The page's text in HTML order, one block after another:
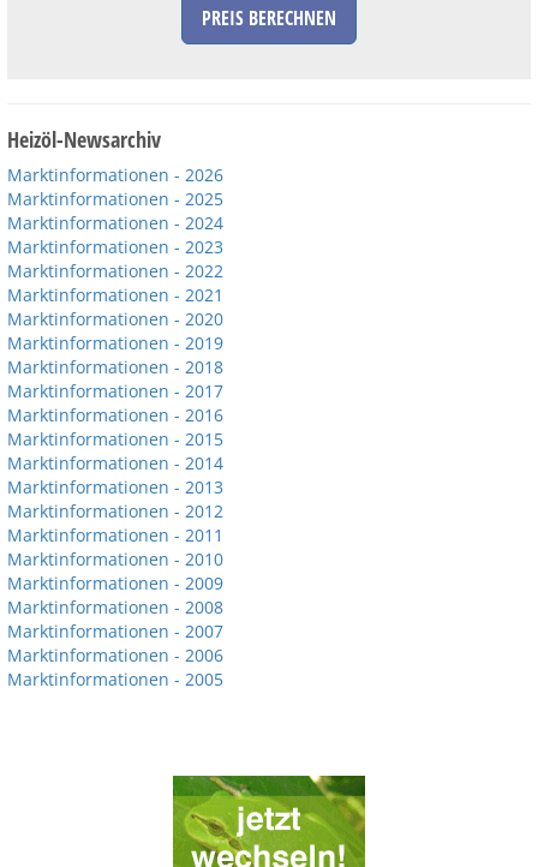
PREIS BERECHNEN
Heizöl-Newsarchiv
Marktinformationen - 2026
Marktinformationen - 2025
Marktinformationen - 2024
Marktinformationen - 2023
Marktinformationen - 2022
Marktinformationen - 2021
Marktinformationen - 2020
Marktinformationen - 2019
Marktinformationen - 2018
Marktinformationen - 2017
Marktinformationen - 2016
Marktinformationen - 2015
Marktinformationen - 2014
Marktinformationen - 2013
Marktinformationen - 2012
Marktinformationen - 2011
Marktinformationen - 2010
Marktinformationen - 2009
Marktinformationen - 2008
Marktinformationen - 2007
Marktinformationen - 2006
Marktinformationen - 2005